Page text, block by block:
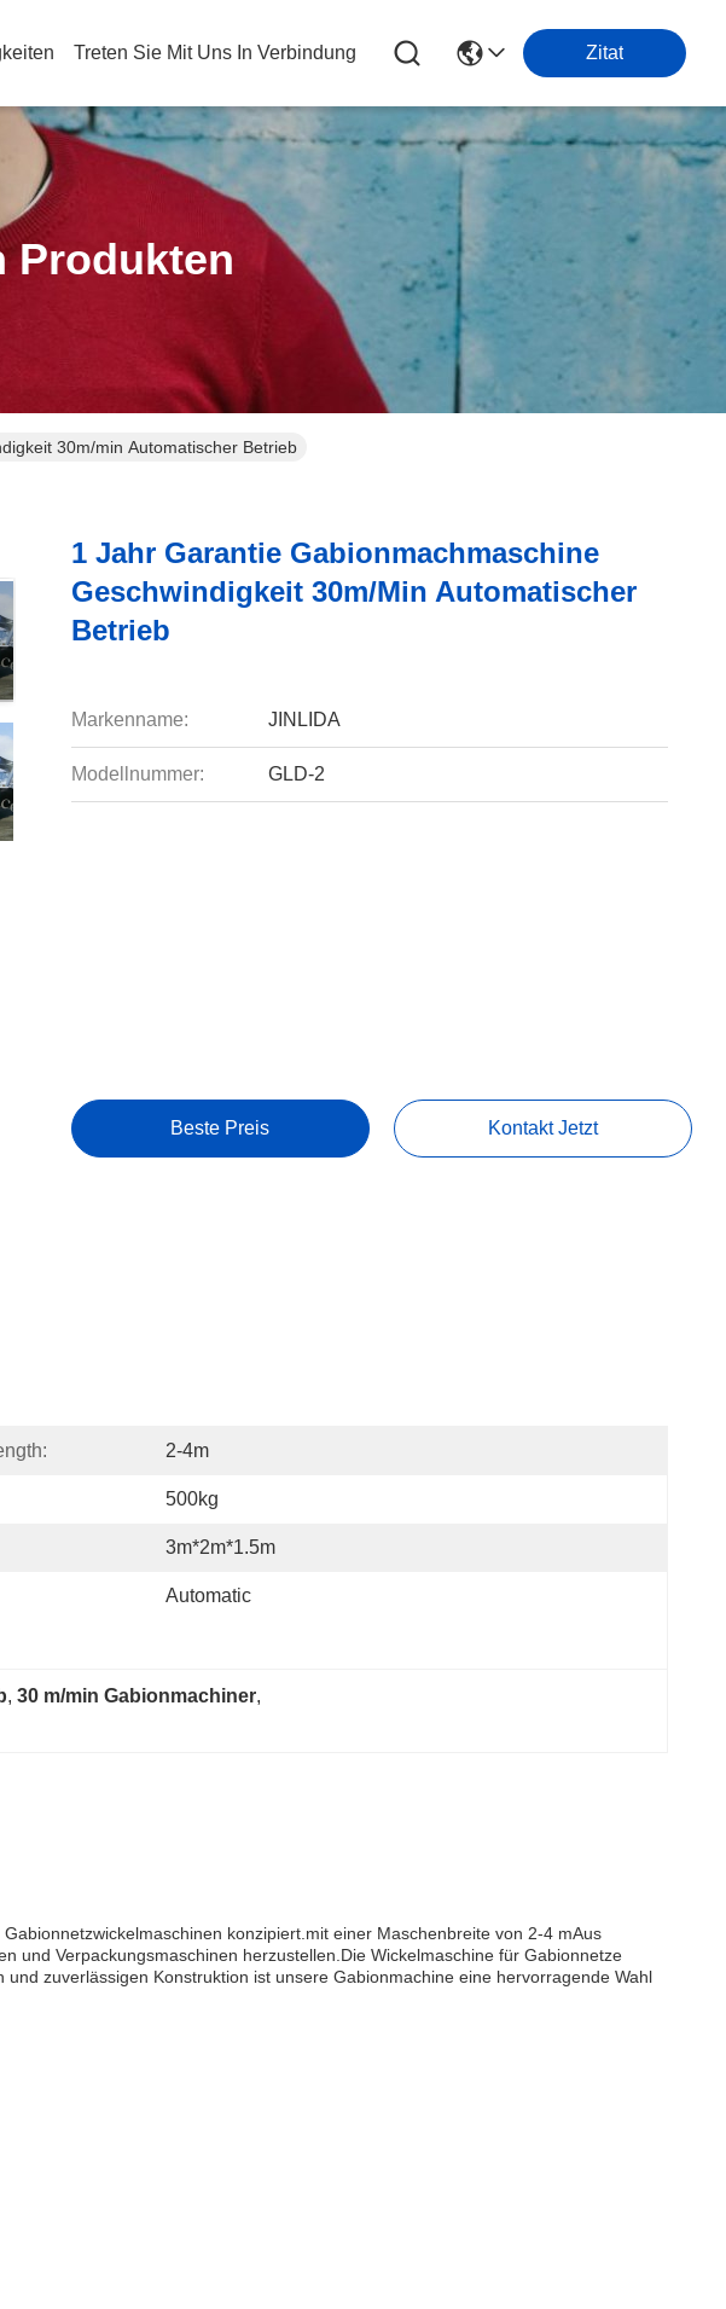
Treten Sie Mit Uns In Verbindung Zitat
Produkten
30m/min Automatischer Betrieb
1 Jahr Garantie Gabionmachmaschine
Geschwindigkeit 30m/min Automatischer
Betrieb
Markenname: JINLIDA
Modellnummer: GLD-2
Beste Preis Kontakt Jetzt
2-4m
500kg
3m*2m*1.5m
Automatic
, 30 m/min Gabionmachiner,
konzipiert.mit einer Maschenbreite von 2-4 mAus
und Verpackungsmaschinen herzustellen.Die Wickelmaschine für Gabionnetze
zuverlässigen Konstruktion ist unsere Gabionmachine eine hervorragende Wahl